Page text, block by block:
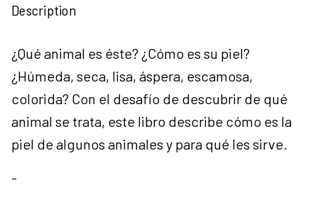
Description
¿Qué animal es éste? ¿Cómo es su piel?
¿Húmeda, seca, lisa, áspera, escamosa,
colorida? Con el desafío de descubrir de qué
animal se trata, este libro describe cómo es la
piel de algunos animales y para qué les sirve.
-